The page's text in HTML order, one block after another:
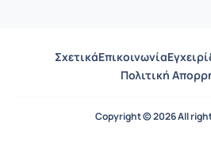
ΣχετικάΕπικοινωνία
Πολιτική
Copyright © 2026 All